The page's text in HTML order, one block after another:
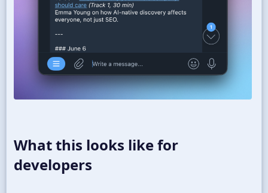
What this looks like for
developers​